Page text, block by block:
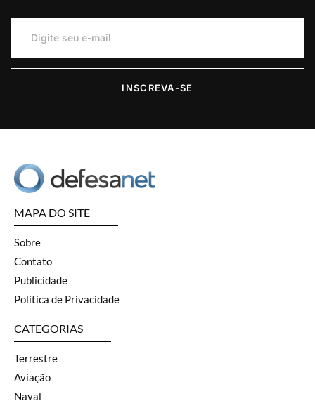
INSCREVA-SE
MAPA DO SITE
Sobre
Contato
Publicidade
Política de Privacidade
CATEGORIAS
Terrestre
Aviação
Naval